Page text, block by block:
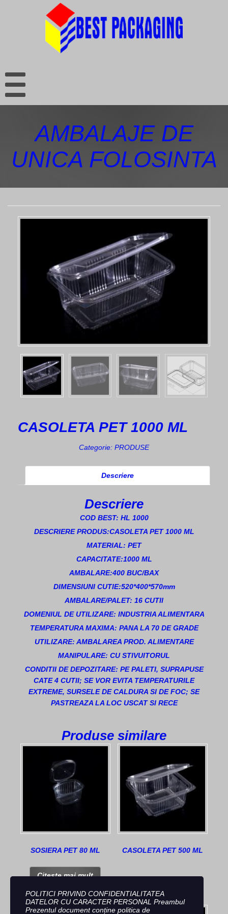
AMBALAJE DE
UNICA FOLOSINTA
CASOLETA PET 1000 ML
Categorie: PRODUSE
Descriere
Descriere
COD BEST: HL 1000
DESCRIERE PRODUS:CASOLETA PET 1000 ML
MATERIAL: PET
CAPACITATE:1000 ML
AMBALARE:400 BUC/BAX
DIMENSIUNI CUTIE:520*400*570mm
AMBALARE/PALET: 16 CUTII
DOMENIUL DE UTILIZARE: INDUSTRIA ALIMENTARA
TEMPERATURA MAXIMA: PANA LA 70 DE GRADE
UTILIZARE: AMBALAREA PROD. ALIMENTARE
MANIPULARE: CU STIVUITORUL
CONDITII DE DEPOZITARE: PE PALETI, SUPRAPUSE
CATE 4 CUTII; SE VOR EVITA TEMPERATURILE
EXTREME, SURSELE DE CALDURA SI DE FOC; SE
PASTREAZA LA LOC USCAT SI RECE
Produse similare
SOSIERA PET 80 ML
Citește mai mult
CASOLETA PET 500 ML
POLITICI PRIVIND CONFIDENTIALITATEA
DATELOR CU CARACTER PERSONAL Preambul
Prezentul document conține politica de